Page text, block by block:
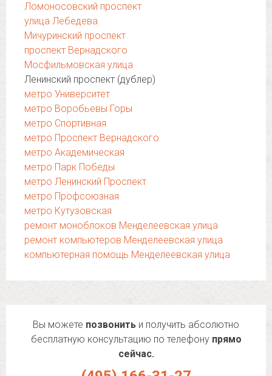
Ломоносовский проспект
улица Лебедева
Мичуринский проспект
проспект Вернадского
Мосфильмовская улица
Ленинский проспект (дублер)
метро Университет
метро Воробьевы Горы
метро Спортивная
метро Проспект Вернадского
метро Академическая
метро Парк Победы
метро Ленинский Проспект
метро Профсоюзная
метро Кутузовская
ремонт моноблоков Менделеевская улица
ремонт компьютеров Менделеевская улица
компьютерная помощь Менделеевская улица
Вы можете позвонить и получить абсолютно
бесплатную консультацию по телефону прямо
сейчас.